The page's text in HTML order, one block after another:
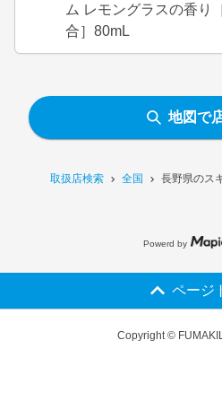
取扱店検索 全国 長野県のス
ム レモングラスの香り
合］80mL
地図で
Powerd by
ページ
Copyright ©